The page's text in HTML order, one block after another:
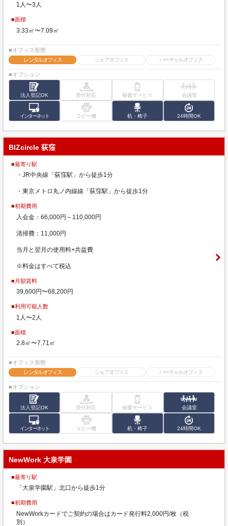
1人〜3人
■面積
3.33㎡〜7.09㎡
■オフィス形態
レンタルオフィス
シェアオフィス バーチャルオフィス
■オプション
法人登記OK 受付対応 秘書サービス 会議室
インターネット コピー機 机・椅子 24時間OK
BIZcircle 荻窪
■最寄り駅
・JR中央線「荻窪駅」から徒歩1分
・東京メトロ丸ノ内線線「荻窪駅」から徒歩1分
■初期費用
入会金：66,000円～110,000円
清掃費：11,000円
当月と翌月の使用料+共益費
※料金はすべて税込
■月額賃料
39,600円〜68,200円
■利用可能人数
1人〜2人
■面積
2.8㎡〜7.71㎡
■オフィス形態
レンタルオフィス
シェアオフィス バーチャルオフィス
■オプション
法人登記OK 受付対応 秘書サービス 会議室
インターネット コピー機 机・椅子 24時間OK
NewWork 大泉学園
■最寄り駅
「大泉学園駅」北口から徒歩1分
■初期費用
NewWorkカードでご契約の場合はカード発行料2,000円/枚（税
別）